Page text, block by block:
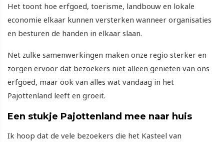
Het toont hoe erfgoed, toerisme, landbouw en lokale
economie elkaar kunnen versterken wanneer organisaties
en besturen de handen in elkaar slaan.
Net zulke samenwerkingen maken onze regio sterker en
zorgen ervoor dat bezoekers niet alleen genieten van ons
erfgoed, maar ook van alles wat vandaag in het
Pajottenland leeft en groeit.
Een stukje Pajottenland mee naar huis
Ik hoop dat de vele bezoekers die het Kasteel van